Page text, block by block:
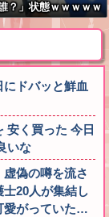
？」状態ｗｗｗｗｗ
ドバッと鮮血
安く買った 今日
いな
偽の噂を流さ
20人が集結し
愛がっていた…